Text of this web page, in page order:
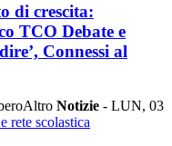
di crescita:
TCO Debate e
Connessi al
Altro Notizie - LUN, 03
rete scolastica